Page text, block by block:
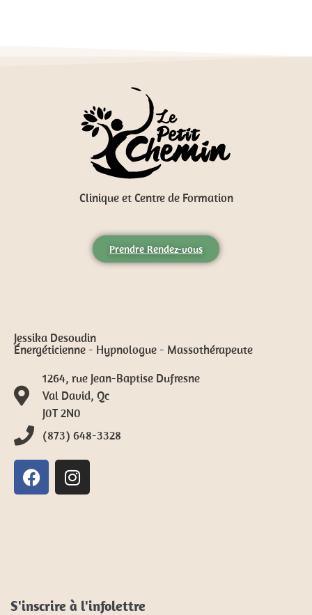
Clinique et Centre de Formation
Prendre Rendez-vous
Jessika Desoudin
Énergéticienne - Hypnologue - Massothérapeute
1264, rue Jean-Baptise Dufresne
Val David, Qc
J0T 2N0
(873) 648-3328
S'inscrire à l'infolettre